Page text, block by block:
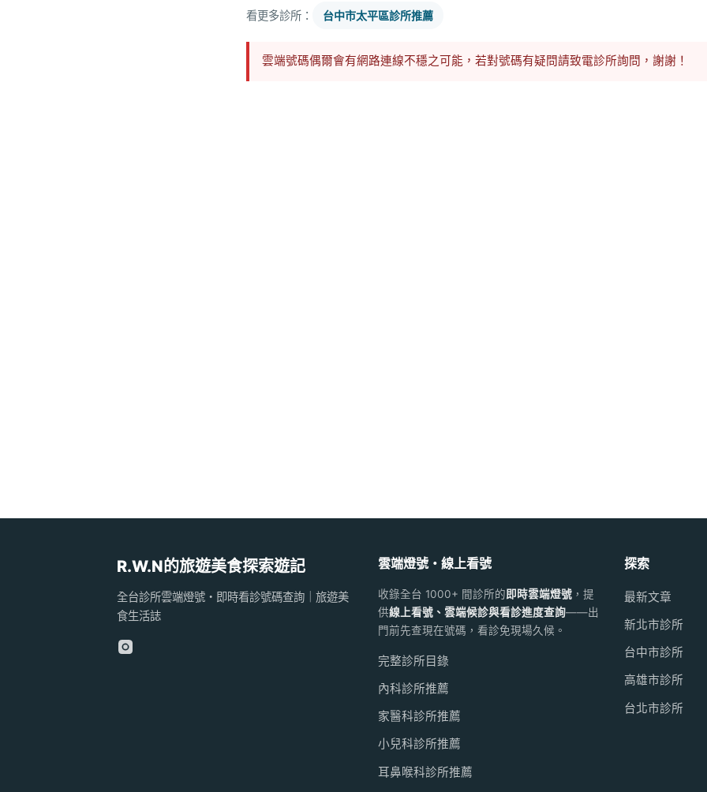
看更多診所： 台中市太平區診所推薦
雲端號碼偶爾會有網路連線不穩之可能，若對號碼有疑問請致電診所詢問，謝謝！
R.W.N的旅遊美食探索遊記
全台診所雲端燈號・即時看診號碼查詢｜旅遊美
食生活誌
雲端燈號・線上看號
收錄全台 1000+ 間診所的 即時雲端燈號，提
供線上看號、雲端候診與看診進度查詢——出
門前先查現在號碼，看診免現場久候。
完整診所目錄
內科診所推薦
家醫科診所推薦
小兒科診所推薦
耳鼻喉科診所推薦
探索
最新文章
新北市診所
台中市診所
高雄市診所
台北市診所